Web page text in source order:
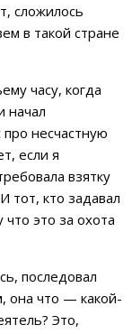
сложилось
в такой стране
часу, когда
начал
несчастную
если я
взятку
тот, кто задавал
что это за охота
последовал
она что — какой-
Это,